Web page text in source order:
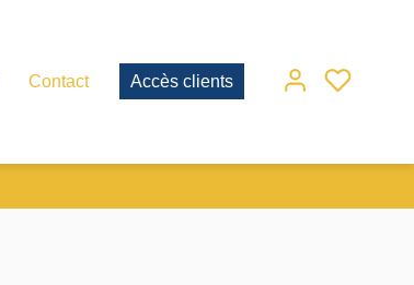
Contact Accès clients